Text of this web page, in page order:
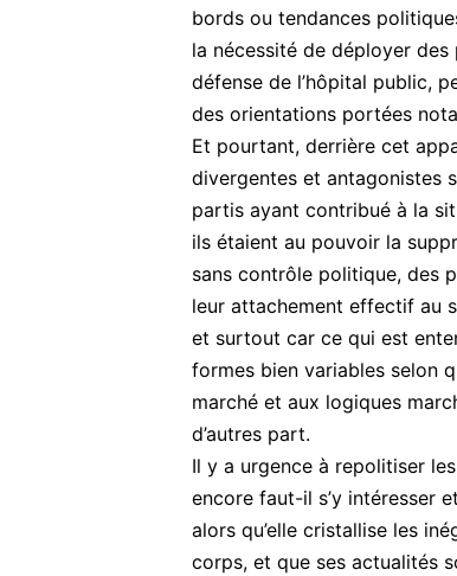
bords ou tendances
la nécessité de déployer des
défense de l’hôpital public,
des orientations portées
Et pourtant, derrière cet
divergentes et antagonistes
partis ayant contribué à la
ils étaient au pouvoir la
sans contrôle politique, des
leur attachement effectif au
et surtout car ce qui est
formes bien variables selon
marché et aux logiques
d’autres part.
Il y a urgence à repolitiser
encore faut-il s’y intéresser
alors qu’elle cristallise les
corps, et que ses actualités